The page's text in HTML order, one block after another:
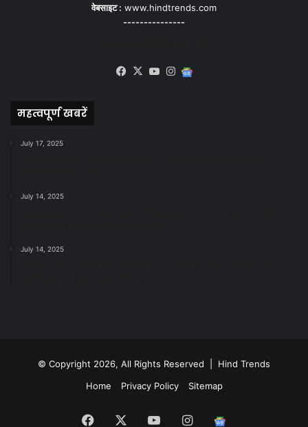
वेबसाइट : www.hindtrends.com
---------------
Facebook
X YouTubeInstagram
महत्वपूर्ण खबरें
July 17, 2025
July 14, 2025
July 14, 2025
© Copyright 2026, All Rights Reserved | Hind Trends
Home
Privacy Policy Sitemap
Facebook YouTubeInstagram